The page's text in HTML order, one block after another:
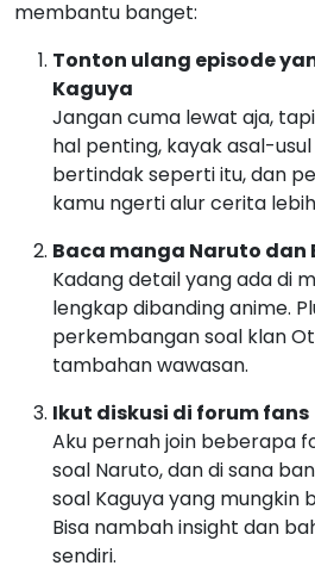
Baca manga Naruto dan
Kadang detail yang ada di
lengkap dibanding anime.
perkembangan soal klan
tambahan wawasan.
Ikut diskusi di forum fans
Aku pernah join beberapa
soal Naruto, dan di sana
soal Kaguya yang mungkin
Bisa nambah insight dan
sendiri.
Kadang aku suka bikin teori
ini. Mungkin ini bukan
nonton dan baca jadi lebih
Kesimpulan:
Lebih dari Sekedar